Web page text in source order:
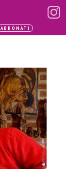
ABBONATI